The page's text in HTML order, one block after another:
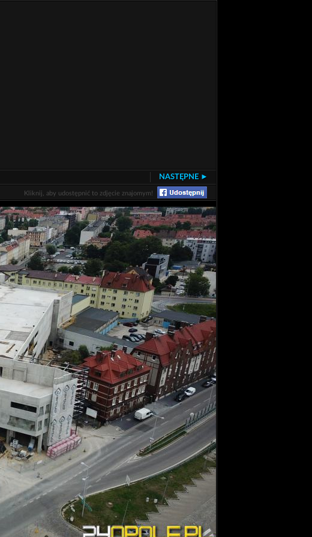
NASTĘPNE ►
Kliknij, aby udostępnić to zdjęcie znajomym!